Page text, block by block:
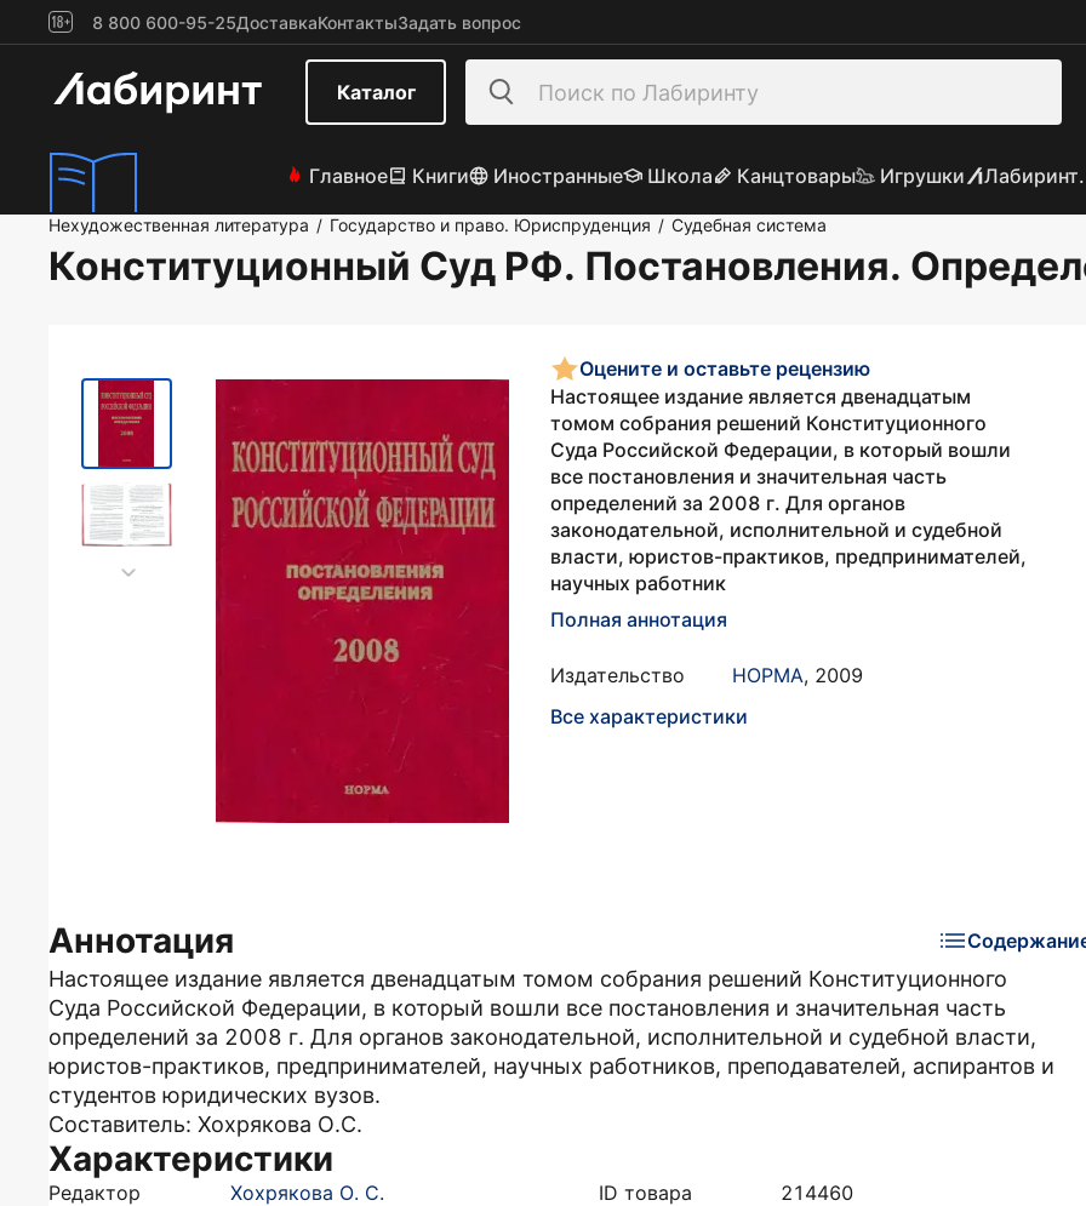
8 800 600-95-25ДоставкаКонтактыЗадать вопрос
Каталог
Главное Книги Иностранные Школа Канцтовары Игрушки
Нехудожественная литература / Государство и право. Юриспруденция / Судебная система
Конституционный Суд РФ. Постановления.
Оцените и оставьте рецензию
Настоящее издание является двенадцатым
томом собрания решений Конституционного
Суда Российской Федерации, в который вошли
все постановления и значительная часть
определений за 2008 г. Для органов
законодательной, исполнительной и судебной
власти, юристов-практиков, предпринимателей,
научных работник
Полная аннотация
Издательство НОРМА, 2009
Все характеристики
Аннотация
Настоящее издание является двенадцатым томом собрания решений Конституционного
Суда Российской Федерации, в который вошли все постановления и значительная часть
определений за 2008 г. Для органов законодательной, исполнительной и судебной власти,
юристов-практиков, предпринимателей, научных работников, преподавателей, аспирантов и
студентов юридических вузов.
Составитель: Хохрякова О.С.
Характеристики
Редактор
Хохрякова О. С.
ID товара
214460